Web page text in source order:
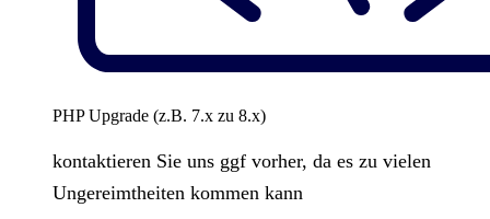
PHP Upgrade (z.B. 7.x zu 8.x)
kontaktieren Sie uns ggf vorher, da es zu vielen
Ungereimtheiten kommen kann